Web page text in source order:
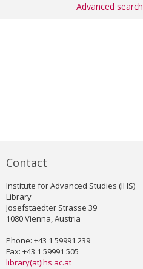
Advanced search
Contact
Institute for Advanced Studies (IHS)
Library
Josefstaedter Strasse 39
1080 Vienna, Austria
Phone: +43 1 59991 239
Fax: +43 1 59991 505
library(at)ihs.ac.at